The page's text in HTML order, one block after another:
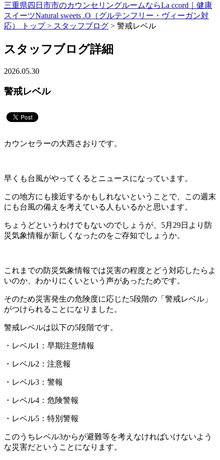
三重県四日市市のカウンセリングルームならLa ccord｜健康
スイーツNatural sweets .O（グルテンフリー・ヴィーガン対
応） トップ > スタッフブログ > 警戒レベル
スタッフブログ詳細
2026.05.30
警戒レベル
カウンセラーの大西さおりです。
早くも台風がやってくるとニュースになっています。
この地方にも接近するかもしれないということで、この週末
にも台風の備えを考えている人もいるかと思います。
ちょうどというわけでもないのでしょうが、5月29日より防
災気象情報が新しくなったのをご存知でしょうか。
これまでの防災気象情報では災害の程度とどう対応したらよ
いのか、わかりにくいという声があったためです。
そのため災害発生の危険度に応じた5段階の「警戒レベル」
がつけられることになりました。
警戒レベルは以下の5段階です。
・レベル1：早期注意情報
・レベル2：注意報
・レベル3：警報
・レベル4：危険警報
・レベル5：特別警報
このうちレベル3からが避難等を考えなければいけないよう
な災害だということになります。